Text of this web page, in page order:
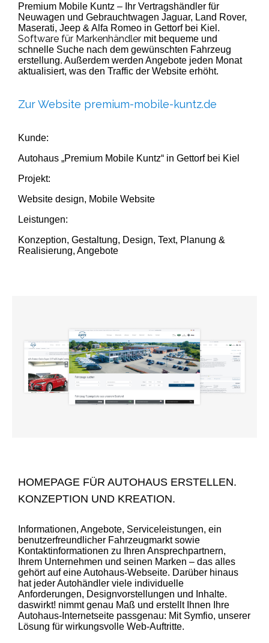
Premium Mobile Kuntz – Ihr Vertragshändler für
Neuwagen und Gebrauchtwagen Jaguar, Land Rover,
Maserati, Jeep & Alfa Romeo in Gettorf bei Kiel.
Software für Markenhändler mit bequeme und
schnelle Suche nach dem gewünschten Fahrzeug
erstellung. Außerdem werden Angebote jeden Monat
aktualisiert, was den Traffic der Website erhöht.
Zur Website premium-mobile-kuntz.de
Kunde:
Autohaus „Premium Mobile Kuntz“ in Gettorf bei Kiel
Projekt:
Website design, Mobile Website
Leistungen:
Konzeption, Gestaltung, Design, Text, Planung &
Realisierung, Angebote
HOMEPAGE FÜR AUTOHAUS ERSTELLEN.
KONZEPTION UND KREATION.
Informationen, Angebote, Serviceleistungen, ein
benutzerfreundlicher Fahrzeugmarkt sowie
Kontaktinformationen zu Ihren Ansprechpartnern,
Ihrem Unternehmen und seinen Marken – das alles
gehört auf eine Autohaus-Webseite. Darüber hinaus
hat jeder Autohändler viele individuelle
Anforderungen, Designvorstellungen und Inhalte.
daswirkt! nimmt genau Maß und erstellt Ihnen Ihre
Autohaus-Internetseite passgenau: Mit Symfio, unserer
Lösung für wirkungsvolle Web-Auftritte.